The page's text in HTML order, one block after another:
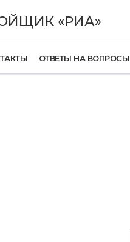
«РИА»
ОТВЕТЫ НА ВОПРОСЫ